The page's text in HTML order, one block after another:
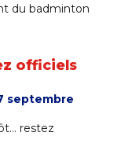
du badminton
officiels
septembre
restez